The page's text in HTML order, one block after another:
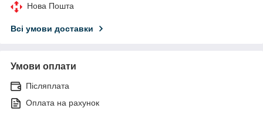
Нова Пошта
Всі умови доставки
Умови оплати
Післяплата
Оплата на рахунок